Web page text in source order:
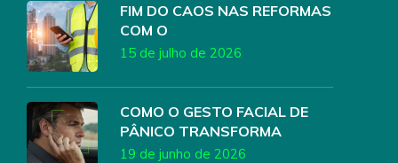
FIM DO CAOS NAS REFORMAS
COM O
15 de julho de 2026
COMO O GESTO FACIAL DE
PÂNICO TRANSFORMA
19 de junho de 2026